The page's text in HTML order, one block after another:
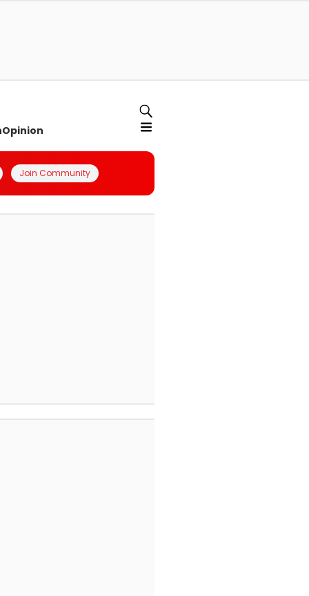
Opinion
Join Community